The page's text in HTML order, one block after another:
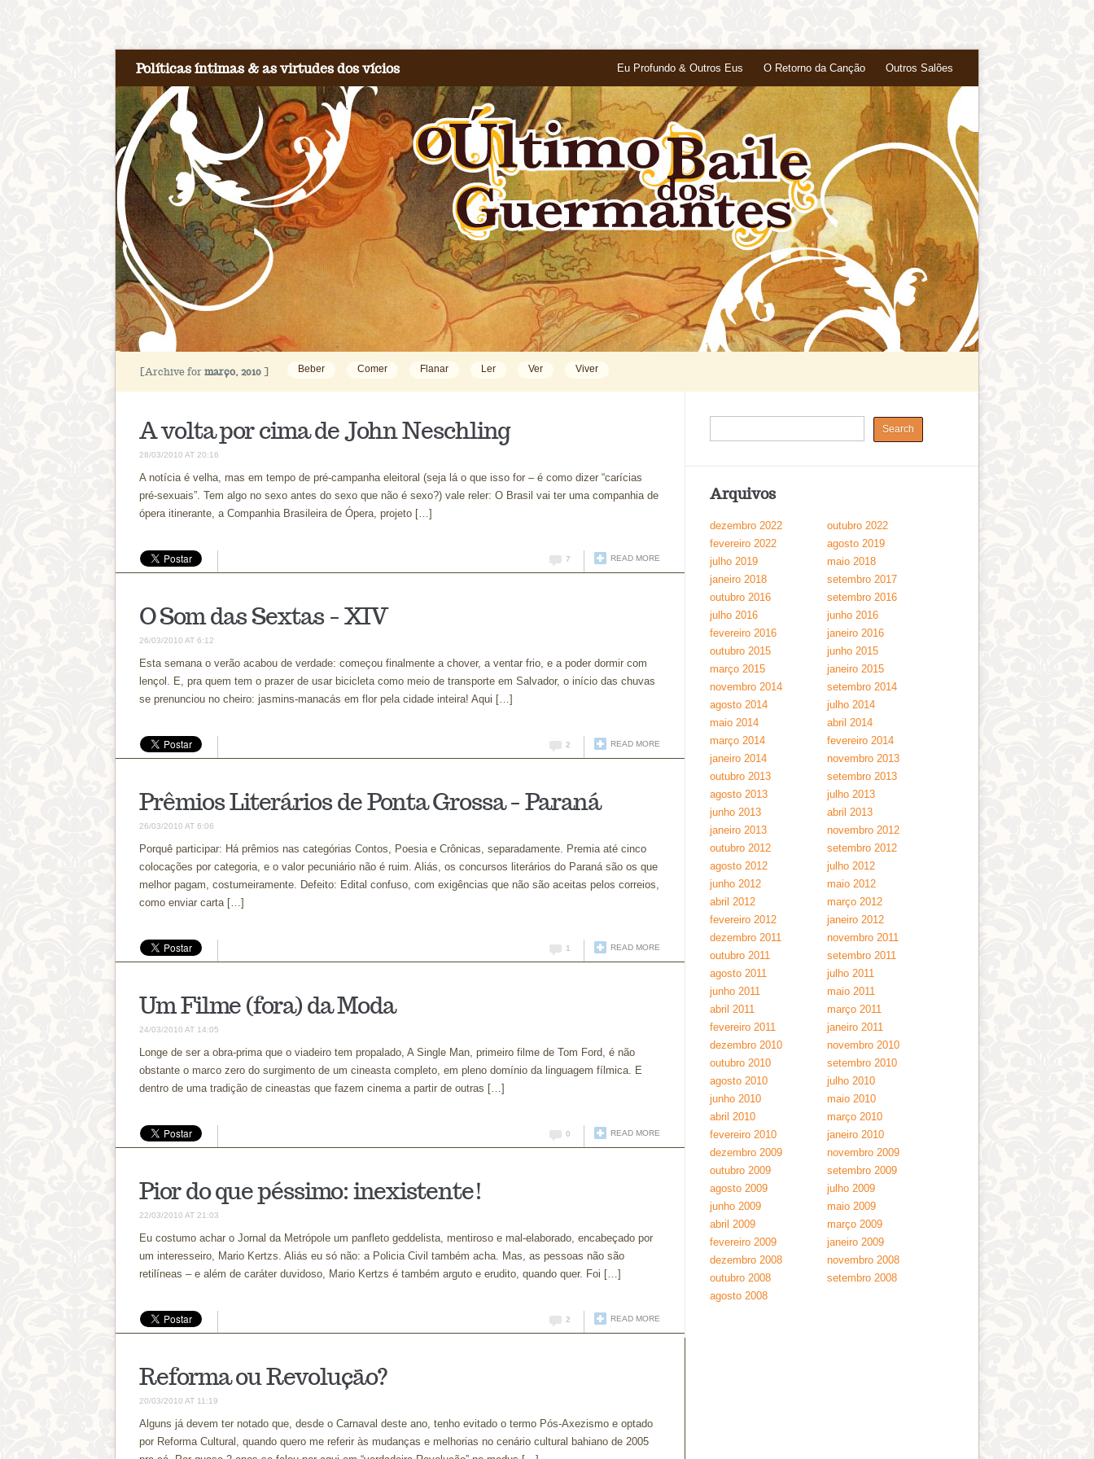
Políticas íntimas & as virtudes dos vícios Eu Profundo & Outros Eus O Retorno da Canção Outros Salões
[Archive for março, 2010 ] Beber Comer Flanar Ler Ver Viver
A volta por cima de John Neschling
28/03/2010 AT 20:16
A notícia é velha, mas em tempo de pré-campanha eleitoral (seja lá o que isso for – é como dizer “carícias
pré-sexuais”. Tem algo no sexo antes do sexo que não é sexo?) vale reler: O Brasil vai ter uma companhia de
ópera itinerante, a Companhia Brasileira de Ópera, projeto […]
READ MORE
7
O Som das Sextas – XIV
26/03/2010 AT 6:12
Esta semana o verão acabou de verdade: começou finalmente a chover, a ventar frio, e a poder dormir com
lençol. E, pra quem tem o prazer de usar bicicleta como meio de transporte em Salvador, o início das chuvas
se prenunciou no cheiro: jasmins-manacás em flor pela cidade inteira! Aqui […]
READ MORE
2
Prêmios Literários de Ponta Grossa – Paraná
26/03/2010 AT 6:06
Porquê participar: Há prêmios nas categórias Contos, Poesia e Crônicas, separadamente. Premia até cinco
colocações por categoria, e o valor pecuniário não é ruim. Aliás, os concursos literários do Paraná são os que
melhor pagam, costumeiramente. Defeito: Edital confuso, com exigências que não são aceitas pelos correios,
como enviar carta […]
READ MORE
1
Um Filme (fora) da Moda
24/03/2010 AT 14:05
Longe de ser a obra-prima que o viadeiro tem propalado, A Single Man, primeiro filme de Tom Ford, é não
obstante o marco zero do surgimento de um cineasta completo, em pleno domínio da linguagem fílmica. E
dentro de uma tradição de cineastas que fazem cinema a partir de outras […]
READ MORE
0
Pior do que péssimo: inexistente!
22/03/2010 AT 21:03
Eu costumo achar o Jornal da Metrópole um panfleto geddelista, mentiroso e mal-elaborado, encabeçado por
um interesseiro, Mario Kertzs. Aliás eu só não: a Policia Civil também acha. Mas, as pessoas não são
retilíneas – e além de caráter duvidoso, Mario Kertzs é também arguto e erudito, quando quer. Foi […]
READ MORE
2
Reforma ou Revolução?
20/03/2010 AT 11:19
Alguns já devem ter notado que, desde o Carnaval deste ano, tenho evitado o termo Pós-Axezismo e optado
por Reforma Cultural, quando quero me referir às mudanças e melhorias no cenário cultural bahiano de 2005
Arquivos
dezembro 2022
outubro 2022
fevereiro 2022
agosto 2019
julho 2019
maio 2018
janeiro 2018
setembro 2017
outubro 2016
setembro 2016
julho 2016
junho 2016
fevereiro 2016
janeiro 2016
outubro 2015
junho 2015
março 2015
janeiro 2015
novembro 2014
setembro 2014
agosto 2014
julho 2014
maio 2014
abril 2014
março 2014
fevereiro 2014
janeiro 2014
novembro 2013
outubro 2013
setembro 2013
agosto 2013
julho 2013
junho 2013
abril 2013
janeiro 2013
novembro 2012
outubro 2012
setembro 2012
agosto 2012
julho 2012
junho 2012
maio 2012
abril 2012
março 2012
fevereiro 2012
janeiro 2012
dezembro 2011
novembro 2011
outubro 2011
setembro 2011
agosto 2011
julho 2011
junho 2011
maio 2011
abril 2011
março 2011
fevereiro 2011
janeiro 2011
dezembro 2010
novembro 2010
outubro 2010
setembro 2010
agosto 2010
julho 2010
junho 2010
maio 2010
abril 2010
março 2010
fevereiro 2010
janeiro 2010
dezembro 2009
novembro 2009
outubro 2009
setembro 2009
agosto 2009
julho 2009
junho 2009
maio 2009
abril 2009
março 2009
fevereiro 2009
janeiro 2009
dezembro 2008
novembro 2008
outubro 2008
setembro 2008
agosto 2008